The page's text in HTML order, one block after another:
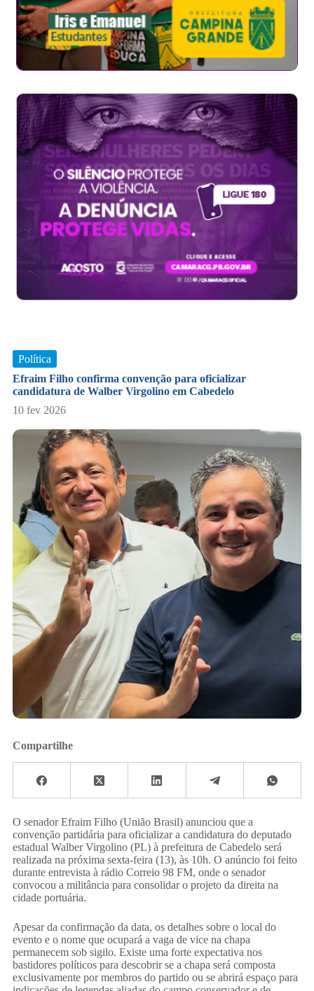
Política
​Efraim Filho confirma convenção para oficializar
candidatura de Walber Virgolino em Cabedelo
10 fev 2026
Compartilhe
​O senador Efraim Filho (União Brasil) anunciou que a
convenção partidária para oficializar a candidatura do deputado
estadual Walber Virgolino (PL) à prefeitura de Cabedelo será
realizada na próxima sexta-feira (13), às 10h. O anúncio foi feito
durante entrevista à rádio Correio 98 FM, onde o senador
convocou a militância para consolidar o projeto da direita na
cidade portuária.
​Apesar da confirmação da data, os detalhes sobre o local do
evento e o nome que ocupará a vaga de vice na chapa
permanecem sob sigilo. Existe uma forte expectativa nos
bastidores políticos para descobrir se a chapa será composta
exclusivamente por membros do partido ou se abrirá espaço para